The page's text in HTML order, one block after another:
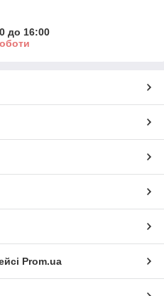
до 16:00
Prom.ua